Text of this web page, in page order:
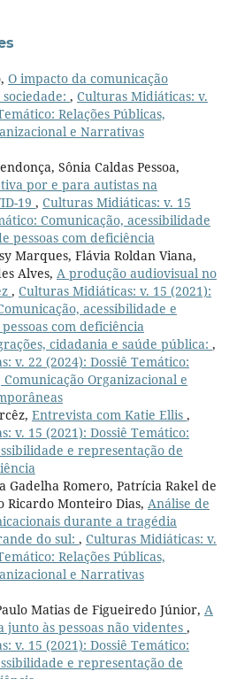
O impacto da comunicação
, Culturas Midiáticas: v.
Relações Públicas,
e Narrativas
Sônia Caldas Pessoa,
por e para autistas na
19 , Culturas Midiáticas: v. 15
Comunicação, acessibilidade
pessoas com deficiência
Marques, Flávia Roldan Viana,
Alves, A produção audiovisual no
, Culturas Midiáticas: v. 15 (2021):
acessibilidade e
com deficiência
cidadania e saúde pública: ,
v. 22 (2024): Dossiê Temático:
Comunicação Organizacional e
Entrevista com Katie Ellis ,
v. 15 (2021): Dossiê Temático:
e representação de
Gadelha Romero, Patrícia Rakel de
Ricardo Monteiro Dias, Análise de
durante a tragédia
do sul: , Culturas Midiáticas: v.
Relações Públicas,
e Narrativas
Matias de Figueiredo Júnior, A
às pessoas não videntes ,
v. 15 (2021): Dossiê Temático:
e representação de